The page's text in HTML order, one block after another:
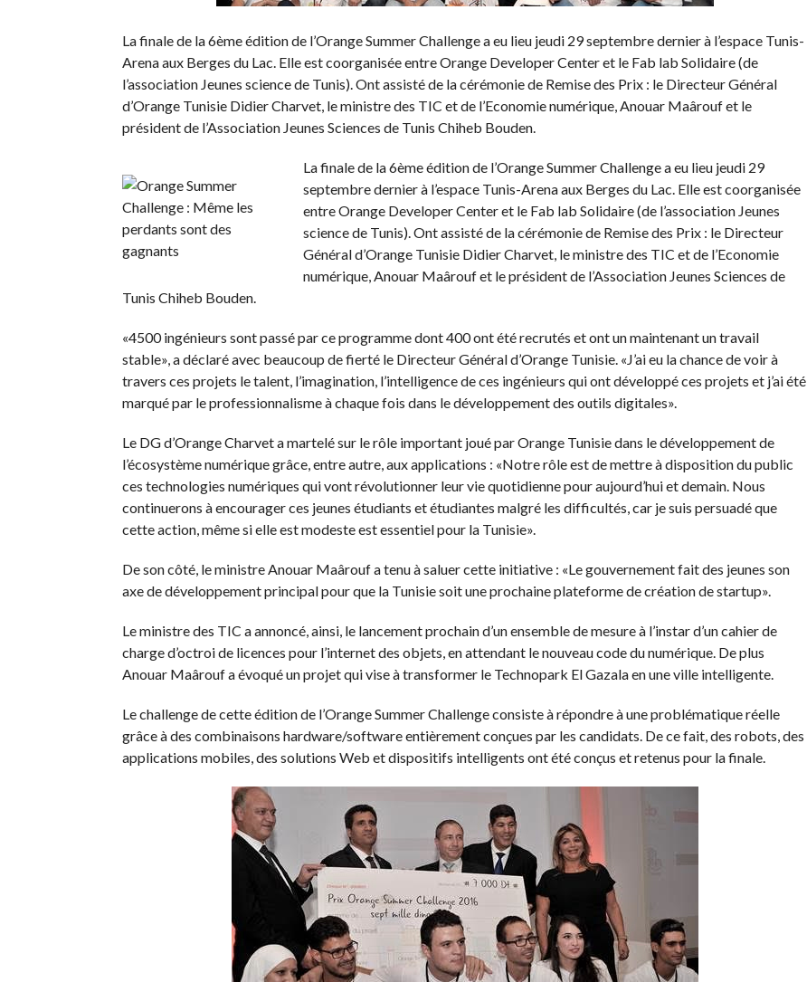
La finale de la 6ème édition de l’Orange Summer Challenge a eu lieu jeudi 29 septembre dernier à l’espace Tunis-
Arena aux Berges du Lac. Elle est coorganisée entre Orange Developer Center et le Fab lab Solidaire (de
l’association Jeunes science de Tunis). Ont assisté de la cérémonie de Remise des Prix : le Directeur Général
d’Orange Tunisie Didier Charvet, le ministre des TIC et de l’Economie numérique, Anouar Maârouf et le
président de l’Association Jeunes Sciences de Tunis Chiheb Bouden.
La finale de la 6ème édition de l’Orange Summer Challenge a eu lieu jeudi 29
septembre dernier à l’espace Tunis-Arena aux Berges du Lac. Elle est coorganisée
entre Orange Developer Center et le Fab lab Solidaire (de l’association Jeunes
science de Tunis). Ont assisté de la cérémonie de Remise des Prix : le Directeur
Général d’Orange Tunisie Didier Charvet, le ministre des TIC et de l’Economie
numérique, Anouar Maârouf et le président de l’Association Jeunes Sciences de
Tunis Chiheb Bouden.
«4500 ingénieurs sont passé par ce programme dont 400 ont été recrutés et ont un maintenant un travail
stable», a déclaré avec beaucoup de fierté le Directeur Général d’Orange Tunisie. «J’ai eu la chance de voir à
travers ces projets le talent, l’imagination, l’intelligence de ces ingénieurs qui ont développé ces projets et j’ai été
marqué par le professionnalisme à chaque fois dans le développement des outils digitales».
Le DG d’Orange Charvet a martelé sur le rôle important joué par Orange Tunisie dans le développement de
l’écosystème numérique grâce, entre autre, aux applications : «Notre rôle est de mettre à disposition du public
ces technologies numériques qui vont révolutionner leur vie quotidienne pour aujourd’hui et demain. Nous
continuerons à encourager ces jeunes étudiants et étudiantes malgré les difficultés, car je suis persuadé que
cette action, même si elle est modeste est essentiel pour la Tunisie».
De son côté, le ministre Anouar Maârouf a tenu à saluer cette initiative : «Le gouvernement fait des jeunes son
axe de développement principal pour que la Tunisie soit une prochaine plateforme de création de startup».
Le ministre des TIC a annoncé, ainsi, le lancement prochain d’un ensemble de mesure à l’instar d’un cahier de
charge d’octroi de licences pour l’internet des objets, en attendant le nouveau code du numérique. De plus
Anouar Maârouf a évoqué un projet qui vise à transformer le Technopark El Gazala en une ville intelligente.
Le challenge de cette édition de l’Orange Summer Challenge consiste à répondre à une problématique réelle
grâce à des combinaisons hardware/software entièrement conçues par les candidats. De ce fait, des robots, des
applications mobiles, des solutions Web et dispositifs intelligents ont été conçus et retenus pour la finale.